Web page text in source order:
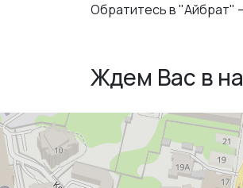
Обратитесь в "Айбрат"
Ждем Вас в